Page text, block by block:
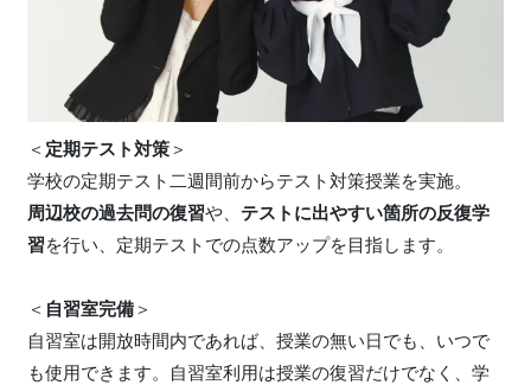
＜ 定期テスト対策＞
学校の定期テスト二週間前からテスト対策授業を実施。
周辺校の過去問の復習や、 テストに出やすい箇所の反復学
習を行い、定期テストでの点数アップを目指します。
＜ 自習室完備＞
自習室は開放時間内であれば、授業の無い日でも、いつで
も使用できます。自習室利用は授業の復習だけでなく、学